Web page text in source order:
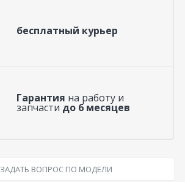
бесплатный курьер
Гарантия на работу и
запчасти до 6 месяцев
ЗАДАТЬ ВОПРОС ПО МОДЕЛИ